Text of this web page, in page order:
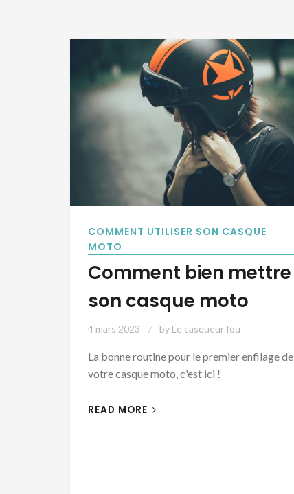
COMMENT UTILISER SON CASQUE
MOTO
Comment bien mettre
son casque moto
4 mars 2023 by Le casqueur fou
La bonne routine pour le premier enfilage de
votre casque moto, c'est ici !
READ MORE